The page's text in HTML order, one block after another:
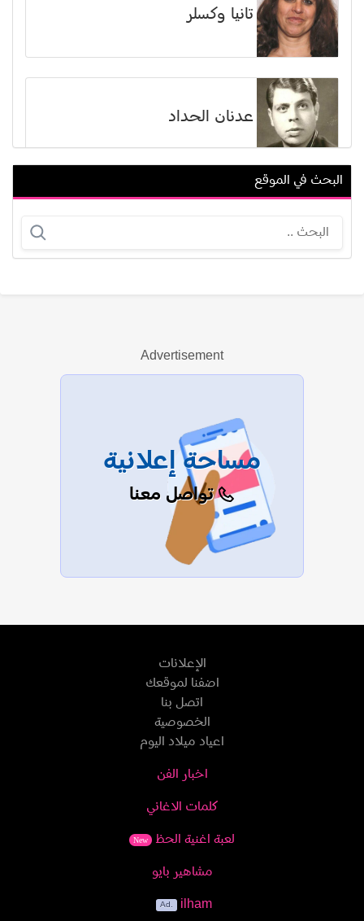
تانيا وكسلر
عدنان الحداد
البحث في الموقع
Advertisement
مساحة إعلانية
تواصل معنا
الإعلانات
اضفنا لموقعك
اتصل بنا
الخصوصية
اعياد ميلاد اليوم
اخبار الفن
كلمات الاغاني
لعبة اغنية الحظ New
مشاهير بايو
ilham